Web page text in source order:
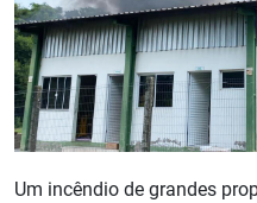
Um incêndio de grandes